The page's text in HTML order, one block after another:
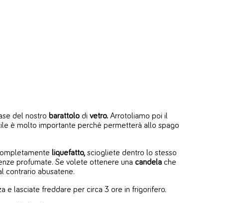
del nostro barattolo di vetro. Arrotoliamo poi il
è molto importante perché permetterà allo spago
liquefatto, sciogliete dentro lo stesso
profumate. Se volete ottenere una candela che
contrario abusatene.
e lasciate freddare per circa 3 ore in frigorifero.